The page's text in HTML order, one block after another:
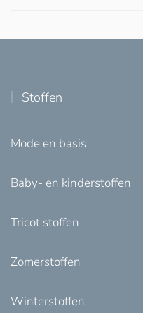
Stoffen
Mode en basis
Baby- en kinderstoffen
Tricot stoffen
Zomerstoffen
Winterstoffen